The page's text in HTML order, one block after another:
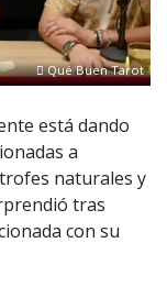
Qué Buen Tarot
está dando
a
naturales y
tras
con su